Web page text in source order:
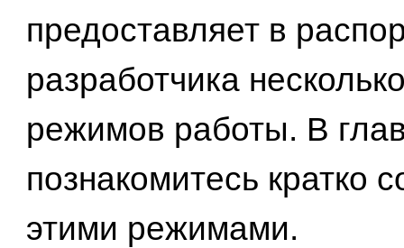
предоставляет в
разработчика
режимов работы. В
познакомитесь кратко
этими режимами.